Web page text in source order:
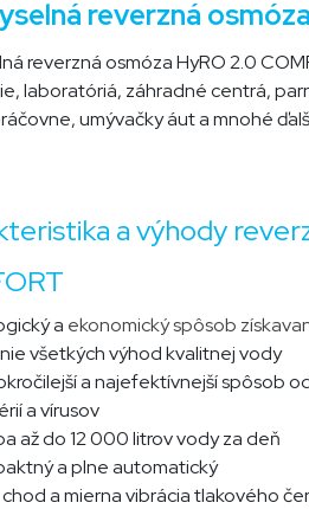
reverzná
reverzná osmóza HyRO 2.0
laboratóriá, záhradné centrá,
umývačky áut a mnohé
a výhody
a ekonomický spôsob
všetkých výhod kvalitnej vody
a najefektívnejší spôsob
a vírusov
až do 12 000 litrov vody za deň
a plne automatický
a mierna vibrácia tlakového